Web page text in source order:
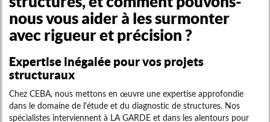
nous vous aider à les surmonter
avec rigueur et précision ?
Expertise inégalée pour vos projets
structuraux
Chez CEBA, nous mettons en œuvre une expertise approfondie
dans le domaine de l'étude et du diagnostic de structures. Nos
spécialistes interviennent à LA GARDE et dans les alentours pour